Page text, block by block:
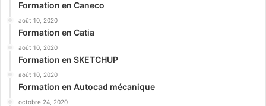
Formation en Caneco
août 10, 2020
Formation en Catia
août 10, 2020
Formation en SKETCHUP
août 10, 2020
Formation en Autocad mécanique
octobre 24, 2020